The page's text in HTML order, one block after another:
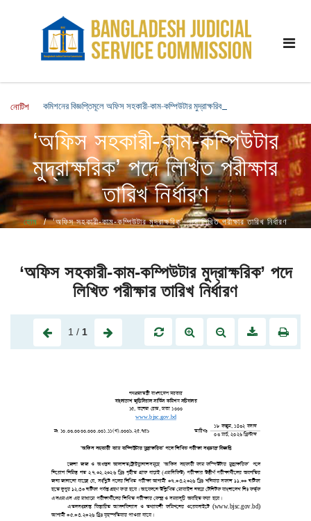
নোটিশ কমিশনের বিজ্ঞপ্তিমূলে অফিস সহকারী-কাম-কম্পিউটার মুদ্রাক্ষরিক পদে নিয়োগ নিমিত্ত চূড়ান্ত
‘অফিস সহকারী-কাম-কম্পিউটার
মুদ্রাক্ষরিক’ পদে লিখিত পরীক্ষার
তারিখ নির্ধারণ
হোম ‘অফিস সহকারী-কাম-কম্পিউটার মুদ্রাক্ষরিক’ পদে লিখিত পরীক্ষার তারিখ নির্ধারণ
‘অফিস সহকারী-কাম-কম্পিউটার মুদ্রাক্ষরিক’ পদে
লিখিত পরীক্ষার তারিখ নির্ধারণ
1 / 1